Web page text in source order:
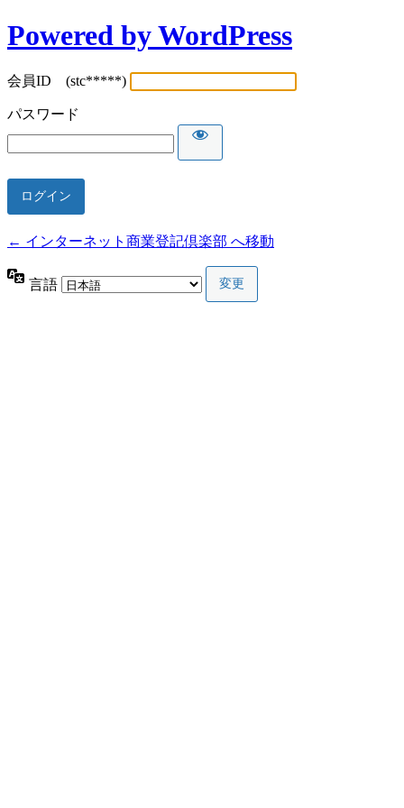
Powered by WordPress
会員ID (stc*****)
パスワード
← インターネット商業登記倶楽部 へ移動
言語